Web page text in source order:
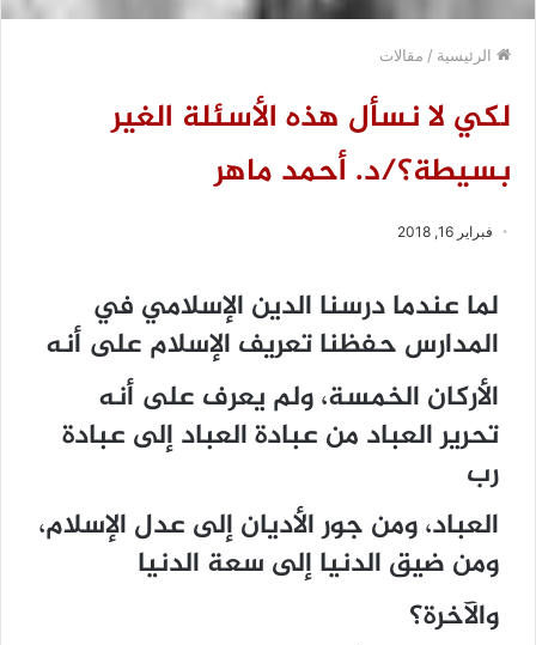
الرئيسية / مقالات
لكي لا نسأل هذه الأسئلة الغير
بسيطة؟/د. أحمد ماهر
فبراير 16, 2018
لما عندما درسنا الدين الإسلامي في
المدارس حفظنا تعريف الإسلام على أنه
الأركان الخمسة، ولم يعرف على أنه
تحرير العباد من عبادة العباد إلى عبادة
رب
العباد، ومن جور الأديان إلى عدل الإسلام،
ومن ضيق الدنيا إلى سعة الدنيا
والآخرة؟